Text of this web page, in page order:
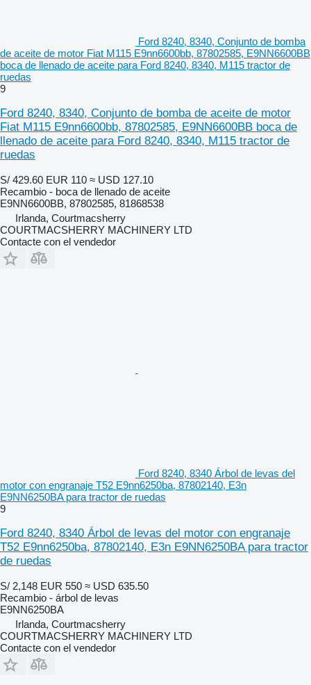
Ford 8240, 8340, Conjunto de bomba
de aceite de motor Fiat M115 E9nn6600bb, 87802585, E9NN6600BB
boca de llenado de aceite para Ford 8240, 8340, M115 tractor de
ruedas
9
Ford 8240, 8340, Conjunto de bomba de aceite de motor
Fiat M115 E9nn6600bb, 87802585, E9NN6600BB boca de
llenado de aceite para Ford 8240, 8340, M115 tractor de
ruedas
S/ 429.60 EUR 110 ≈ USD 127.10
Recambio - boca de llenado de aceite
E9NN6600BB, 87802585, 81868538
Irlanda, Courtmacsherry
COURTMACSHERRY MACHINERY LTD
Contacte con el vendedor
Ford 8240, 8340 Árbol de levas del
motor con engranaje T52 E9nn6250ba, 87802140, E3n
E9NN6250BA para tractor de ruedas
9
Ford 8240, 8340 Árbol de levas del motor con engranaje
T52 E9nn6250ba, 87802140, E3n E9NN6250BA para tractor
de ruedas
S/ 2,148 EUR 550 ≈ USD 635.50
Recambio - árbol de levas
E9NN6250BA
Irlanda, Courtmacsherry
COURTMACSHERRY MACHINERY LTD
Contacte con el vendedor